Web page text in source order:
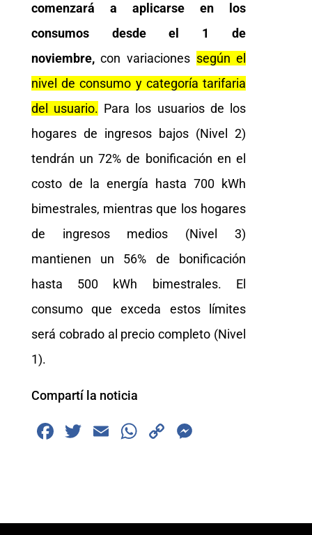
comenzará a aplicarse en los
consumos desde el 1 de
noviembre,con variaciones según el
nivel de consumo y categoría tarifaria
del usuario. Para los usuarios de los
hogares de ingresos bajos (Nivel 2)
tendrán un 72% de bonificación en el
costo de la energía hasta 700 kWh
bimestrales, mientras que los hogares
de ingresos medios (Nivel 3)
mantienen un 56% de bonificación
hasta 500 kWh bimestrales. El
consumo que exceda estos límites
será cobrado al precio completo (Nivel
1).
Compartí la noticia
F
b
T
E
W
A
C
Li n